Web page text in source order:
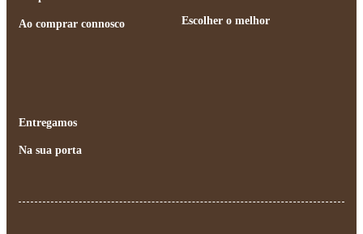
Ao comprar connosco Escolher o melhor
Entregamos
Na sua porta